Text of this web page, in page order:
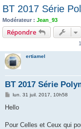
BT 2017 Série
Modérateur : Jean_93
Répondre
ertiamel
BT 2017 Série
M
s
g
lun. 31 juil. 2017, 10h58
Hello
Pour Celles et Ceux qui